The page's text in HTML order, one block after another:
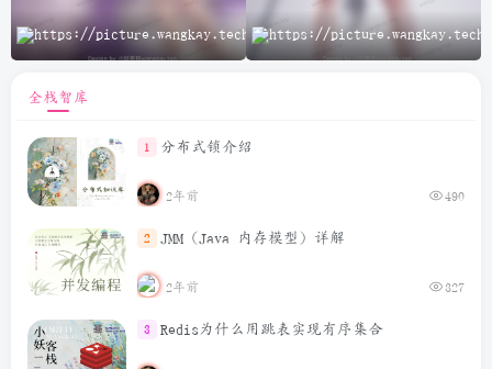
AI
全栈智库
1 分布式锁介绍
2年前 490
2 JMM（Java 内存模型）详解
2年前 327
3 Redis为什么用跳表实现有序集合